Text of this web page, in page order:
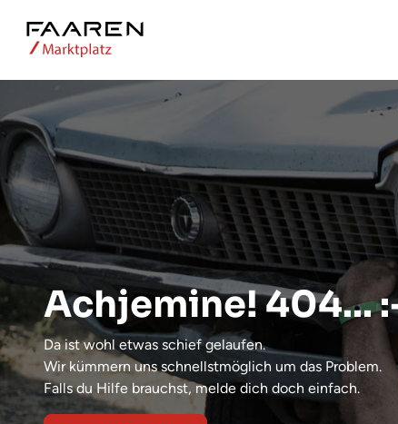
Achjemine! 404...
Da ist wohl etwas schief gelaufen.
Wir kümmern uns schnellstmöglich um das Problem.
Falls du Hilfe brauchst, melde dich doch einfach.